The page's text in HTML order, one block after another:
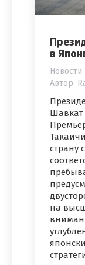
в
Автор:
страну
на